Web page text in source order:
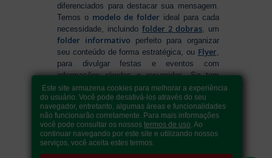
diferenciados para destacar sua mensagem.
Temos o modelo de folder ideal para cada
necessidade, incluindofolder 2 dobras, um
folder informativo perfeito para organizar
seu conteúdo de forma estratégica, ou Flyer
para divulgar festas e eventos com
informações rápidas e resumidas. Se tem
dúvidas sobrecomo fazer folders, conte
com nossa variedade de formatos e opções
para criar um material que realmente se
destaca. Produção ágil, entrega rápida e
qualidade garantida para levar sua
comunicação a outro nível!
Este site armazena cookies para melhorar a experiência
do usuário. Você pode desativá-los através do seu
navegador, entretanto, algumas áreas e funcionalidades
não funcionarão corretamente. Para mais informações
você pode consultar os nossostermos de uso. Ao
continuar navegando por este site e utilizando nossos
serviços, você aceita estes termos.